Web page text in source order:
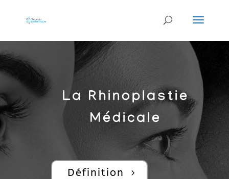
La Rhinoplastie
Médicale
Définition